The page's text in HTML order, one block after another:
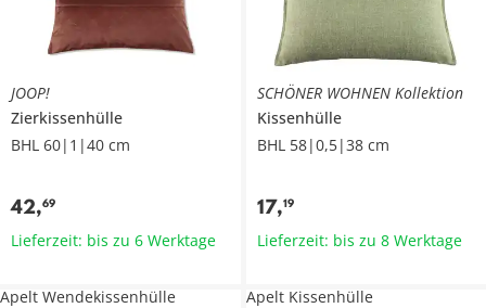
JOOP!
Zierkissenhülle
BHL 60|1|40 cm
42,69
Lieferzeit: bis zu 6 Werktage
SCHÖNER WOHNEN Kollektion
Kissenhülle
BHL 58|0,5|38 cm
17,19
Lieferzeit: bis zu 8 Werktage
Apelt Wendekissenhülle Apelt Kissenhülle